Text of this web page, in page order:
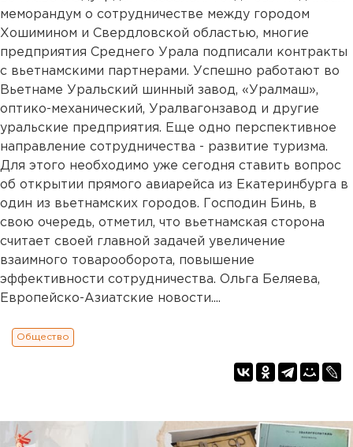
меморандум о сотрудничестве между городом
Хошимином и Свердловской областью, многие
предприятия Среднего Урала подписали контракты
с вьетнамскими партнерами. Успешно работают во
Вьетнаме Уральский шинный завод, «Уралмаш»,
оптико-механический, Уралвагонзавод и другие
уральские предприятия. Еще одно перспективное
направление сотрудничества - развитие туризма.
Для этого необходимо уже сегодня ставить вопрос
об открытии прямого авиарейса из Екатеринбурга в
один из вьетнамских городов. Господин Бинь, в
свою очередь, отметил, что вьетнамская сторона
считает своей главной задачей увеличение
взаимного товарооборота, повышение
эффективности сотрудничества. Ольга Беляева,
Европейско-Азиатские новости....
Общество